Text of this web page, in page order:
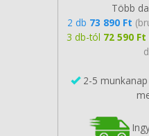
Több
2 db 73 890 Ft
3 db-tól 72 590 Ft
2-5